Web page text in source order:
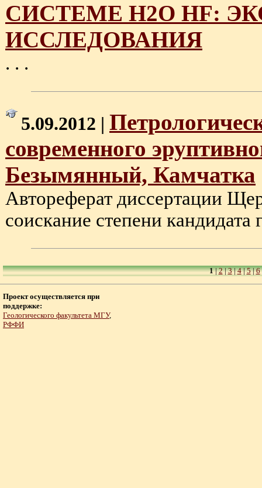
СИСТЕМЕ H2O HF:
ИССЛЕДОВАНИЯ
. . .
5.09.2012 |
современного
Безымянный, Камчатка
Автореферат диссертации
соискание степени
1|2|3|4|5|6
Проект осуществляется при
поддержке:
Геологического факультета МГУ,
РФФИ